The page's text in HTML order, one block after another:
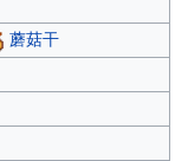
蘑菇干